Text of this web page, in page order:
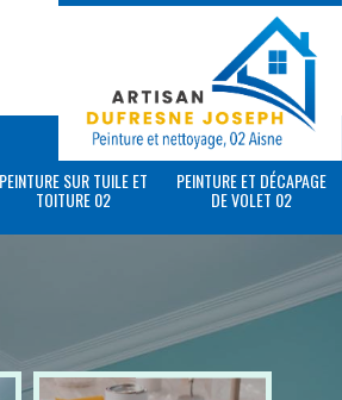
PEINTURE SUR TUILE ET
TOITURE 02
PEINTURE ET DÉCAPAGE
DE VOLET 02